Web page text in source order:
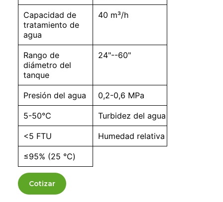
Capacidad de
tratamiento de
agua
40 m³/h
Rango de
diámetro del
tanque
24"--60"
Presión del agua 0,2-0,6 MPa
5-50℃ Turbidez del agua
<5 FTU Humedad relativa
≤95% (25 ℃)
Cotizar